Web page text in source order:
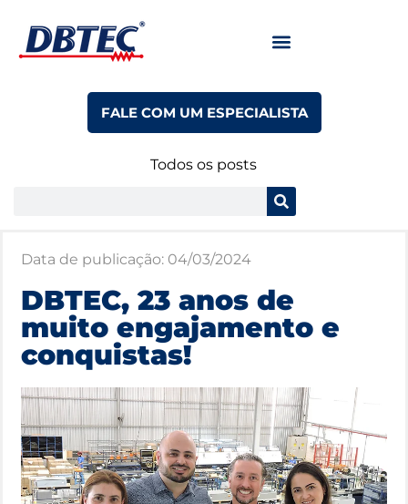
FALE COM UM ESPECIALISTA
Todos os posts
Data de publicação: 04/03/2024
DBTEC, 23 anos de
muito engajamento e
conquistas!